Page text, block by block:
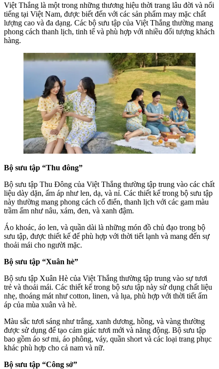
Việt Thắng là một trong những thương hiệu thời trang lâu đời và nổi
tiếng tại Việt Nam, được biết đến với các sản phẩm may mặc chất
lượng cao và đa dạng. Các bộ sưu tập của Việt Thắng thường mang
phong cách thanh lịch, tinh tế và phù hợp với nhiều đối tượng khách
hàng.
Bộ sưu tập “Thu đông”
Bộ sưu tập Thu Đông của Việt Thắng thường tập trung vào các chất
liệu dày dặn, ấm áp như len, dạ, và nỉ. Các thiết kế trong bộ sưu tập
này thường mang phong cách cổ điển, thanh lịch với các gam màu
trầm ấm như nâu, xám, đen, và xanh đậm.
Áo khoác, áo len, và quần dài là những món đồ chủ đạo trong bộ
sưu tập, được thiết kế để phù hợp với thời tiết lạnh và mang đến sự
thoải mái cho người mặc.
Bộ sưu tập “Xuân hè”
Bộ sưu tập Xuân Hè của Việt Thắng thường tập trung vào sự tươi
trẻ và thoải mái. Các thiết kế trong bộ sưu tập này sử dụng chất liệu
nhẹ, thoáng mát như cotton, linen, và lụa, phù hợp với thời tiết ấm
áp của mùa xuân và hè.
Màu sắc tươi sáng như trắng, xanh dương, hồng, và vàng thường
được sử dụng để tạo cảm giác tươi mới và năng động. Bộ sưu tập
bao gồm áo sơ mi, áo phông, váy, quần short và các loại trang phục
khác phù hợp cho cả nam và nữ.
Bộ sưu tập “Công sở”